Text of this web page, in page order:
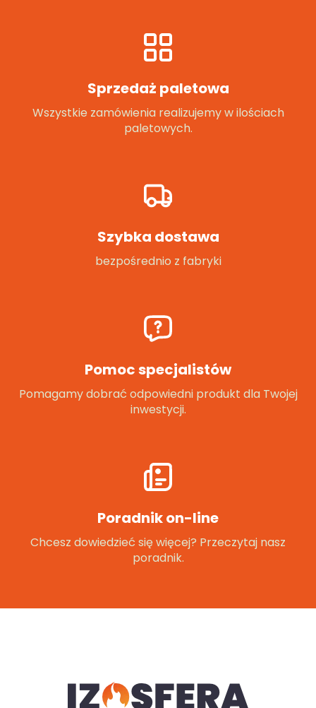
Sprzedaż paletowa
Wszystkie zamówienia realizujemy w ilościach
paletowych.
Szybka dostawa
bezpośrednio z fabryki
Pomoc specjalistów
Pomagamy dobrać odpowiedni produkt dla Twojej
inwestycji.
Poradnik on-line
Chcesz dowiedzieć się więcej? Przeczytaj nasz
poradnik.